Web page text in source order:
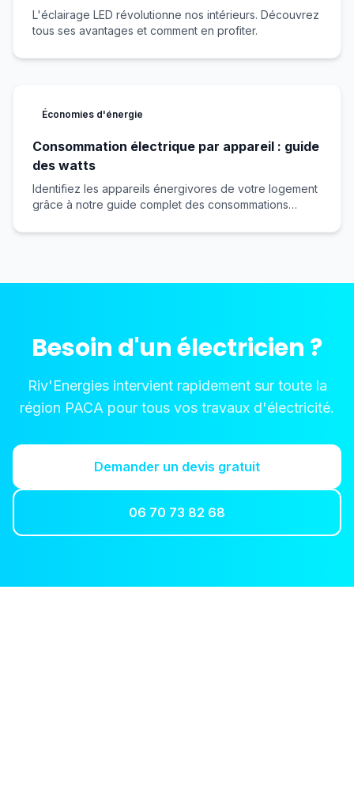
L'éclairage LED révolutionne nos intérieurs. Découvrez
tous ses avantages et comment en profiter.
Économies d'énergie
Consommation électrique par appareil : guide
des watts
Identifiez les appareils énergivores de votre logement
grâce à notre guide complet des consommations
Besoin d'un électricien ?
Riv'Energies intervient rapidement sur toute la
région PACA pour tous vos travaux d'électricité.
Demander un devis gratuit
06 70 73 82 68